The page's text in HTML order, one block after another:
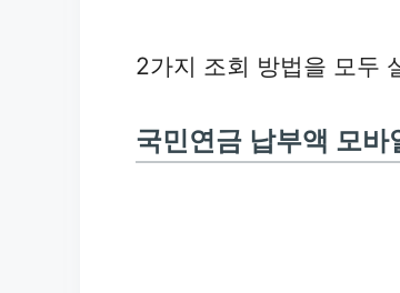
2가지 조회 방법을 모두
국민연금 납부액 모바